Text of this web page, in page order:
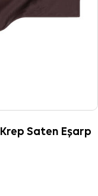
Saten Eşarp